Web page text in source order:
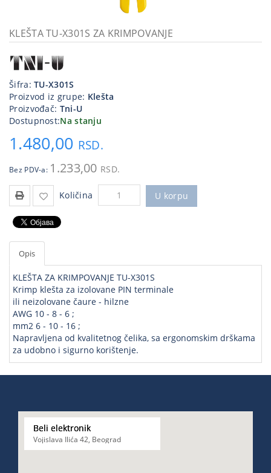
priključci
Kućna
tehnika
Poslovna
oprema,računari
Strujni
program
KLEŠTA TU-X301S ZA KRIMPOVANJE
Šifra:TU-X301S
Proizvod iz grupe: Klešta
Proizvođač: Tni-U
Dostupnost:Na stanju
1.480,00 RSD.
Bez PDV-a: 1.233,00 RSD.
Količina U korpu
Opis
KLEŠTA ZA KRIMPOVANJE TU-X301S
Krimp klešta za izolovane PIN terminale
ili neizolovane čaure - hilzne
AWG 10 - 8 - 6 ;
mm2 6 - 10 - 16 ;
Napravljena od kvalitetnog čelika, sa ergonomskim drškama
za udobno i sigurno korištenje.
Beli elektronik
Vojislava Ilića 42, Beograd